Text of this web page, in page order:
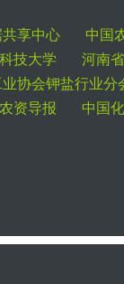
享中心 中国
技大学 河南
协会钾盐行业分
农资导报 中国